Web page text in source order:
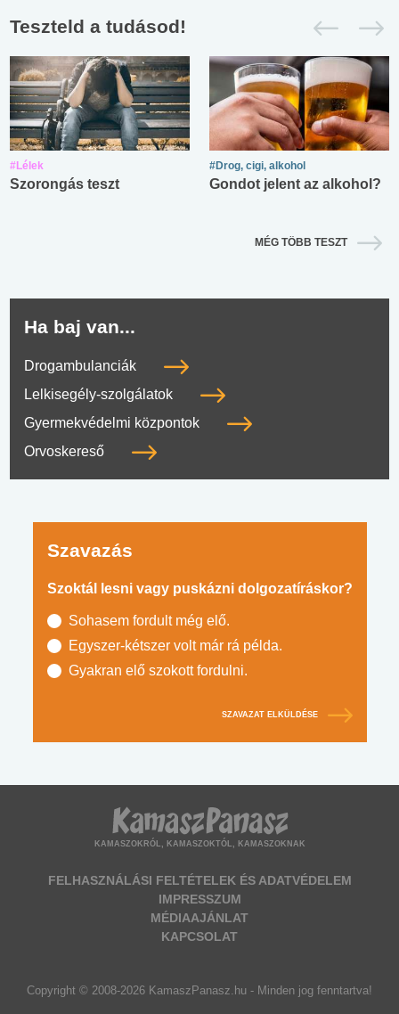
Teszteld a tudásod!
#Lélek
Szorongás teszt
#Drog, cigi, alkohol
Gondot jelent az alkohol?
MÉG TÖBB TESZT
Ha baj van...
Drogambulanciák
Lelkisegély-szolgálatok
Gyermekvédelmi központok
Orvoskereső
Szavazás
Szoktál lesni vagy puskázni dolgozatíráskor?
Sohasem fordult még elő.
Egyszer-kétszer volt már rá példa.
Gyakran elő szokott fordulni.
SZAVAZAT ELKÜLDÉSE
KAMASZOKRÓL, KAMASZOKTÓL, KAMASZOKNAK
FELHASZNÁLÁSI FELTÉTELEK ÉS ADATVÉDELEM
IMPRESSZUM
MÉDIAAJÁNLAT
KAPCSOLAT
Copyright © 2008-2026 KamaszPanasz.hu - Minden jog fenntartva!